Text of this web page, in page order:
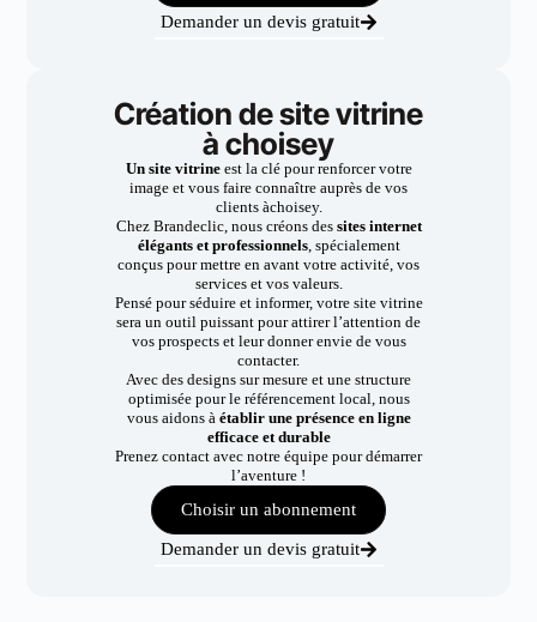
Demander un devis gratuit
Création de site vitrine
à choisey
Un site vitrineest la clé pour renforcer votre
image et vous faire connaître auprès de vos
clients àchoisey.
Chez Brandeclic, nous créons dessites internet
élégants et professionnels, spécialement
conçus pour mettre en avant votre activité, vos
services et vos valeurs.
Pensé pour séduire et informer, votre site vitrine
sera un outil puissant pour attirer l’attention de
vos prospects et leur donner envie de vous
contacter.
Avec des designs sur mesure et une structure
optimisée pour le référencement local, nous
vous aidons à établir une présence en ligne
efficace et durable
Prenez contact avec notre équipe pour démarrer
l’aventure !
Choisir un abonnement
Demander un devis gratuit